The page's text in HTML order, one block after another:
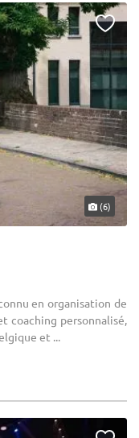
(6)
en organisation de
coaching personnalisé,
et ...